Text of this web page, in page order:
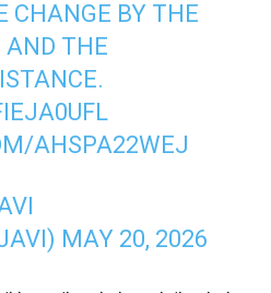
CHANGE BY THE
AND THE
AHSPA22WEJ
MAY 20, 2026